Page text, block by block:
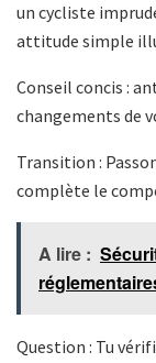
un cycliste
attitude simple
Conseil concis :
changements de
Transition :
complète le
A lire :
Question : Tu